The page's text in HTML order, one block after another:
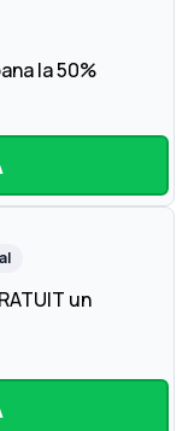
la 50%
un